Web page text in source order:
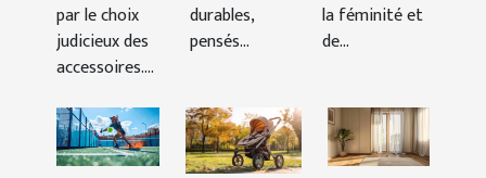
par le choix
judicieux des
accessoires....
durables,
pensés...
la féminité et
de...